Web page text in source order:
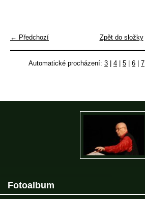
← Předchozí Zpět do složky
Automatické procházení: 3 4 5 6 7
Fotoalbum